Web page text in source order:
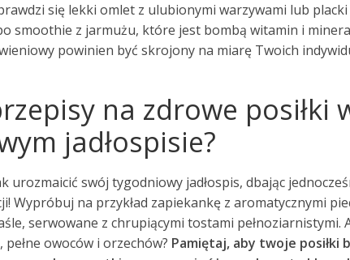
się lekki omlet z ulubionymi warzywami lub
smoothie z jarmużu, które jest bombą witamin i
powinien być skrojony na miarę Twoich
na zdrowe posiłki
jadłospisie?
urozmaicić swój tygodniowy jadłospis, dbając
Wypróbuj na przykład zapiekankę z aromatycznymi
serwowane z chrupiącymi tostami pełnoziarnistymi.
owoców i orzechów? Pamiętaj, aby twoje posiłki